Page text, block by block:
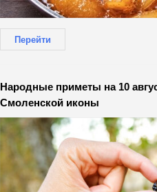
Перейти
Народные приметы на 10
Смоленской иконы